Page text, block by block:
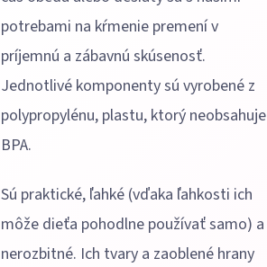
potrebami na kŕmenie premení v
príjemnú a zábavnú skúsenosť.
Jednotlivé komponenty sú vyrobené z
polypropylénu, plastu, ktorý neobsahuje
BPA.
Sú praktické, ľahké (vďaka ľahkosti ich
môže dieťa pohodlne používať samo) a
nerozbitné. Ich tvary a zaoblené hrany